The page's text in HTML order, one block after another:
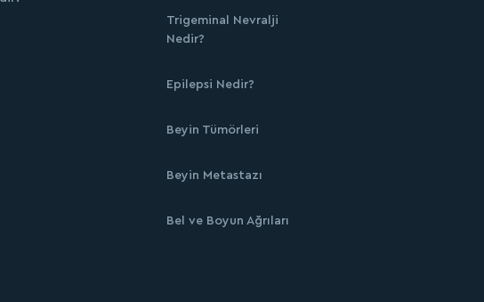
Trigeminal Nevralji
Nedir?
Epilepsi Nedir?
Beyin Tümörleri
Beyin Metastazı
Bel ve Boyun Ağrıları